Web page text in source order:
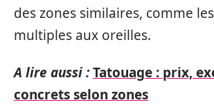
des zones similaires, comme
multiples aux oreilles.
A lire aussi :Tatouage : prix,
concrets selon zones